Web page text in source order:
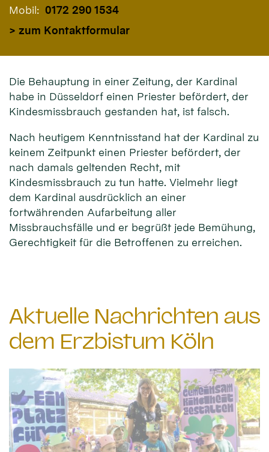
Mobil: 0172 290 1534
> zum Kontaktformular
Die Behauptung in einer Zeitung, der Kardinal
habe in Düsseldorf einen Priester befördert, der
Kindesmissbrauch gestanden hat, ist falsch.
Nach heutigem Kenntnisstand hat der Kardinal zu
keinem Zeitpunkt einen Priester befördert, der
nach damals geltenden Recht, mit
Kindesmissbrauch zu tun hatte. Vielmehr liegt
dem Kardinal ausdrücklich an einer
fortwährenden Aufarbeitung aller
Missbrauchsfälle und er begrüßt jede Bemühung,
Gerechtigkeit für die Betroffenen zu erreichen.
Aktuelle Nachrichten aus
dem Erzbistum Köln